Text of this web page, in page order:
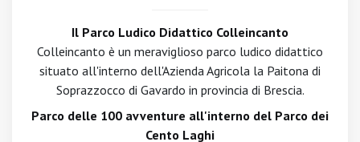
Il Parco Ludico Didattico Colleincanto
Colleincanto è un meraviglioso parco ludico didattico
situato all'interno dell'Azienda Agricola la Paitona di
Soprazzocco di Gavardo in provincia di Brescia.
Parco delle 100 avventure all'interno del Parco dei
Cento Laghi